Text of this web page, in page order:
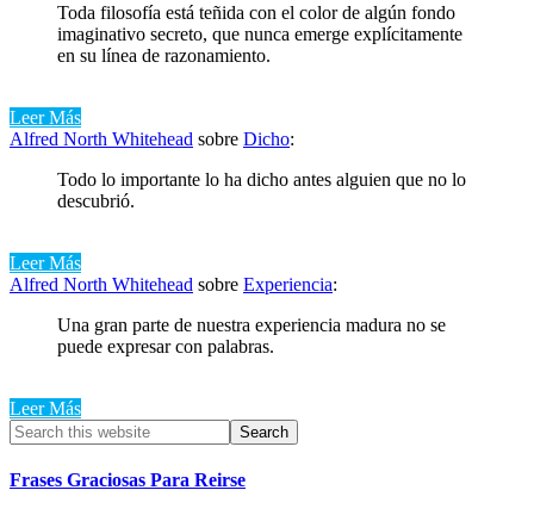
Toda filosofía está teñida con el color de algún fondo
imaginativo secreto, que nunca emerge explícitamente
en su línea de razonamiento.
Leer Más
Alfred North Whitehead sobre Dicho:
Todo lo importante lo ha dicho antes alguien que no lo
descubrió.
Leer Más
Alfred North Whitehead sobre Experiencia:
Una gran parte de nuestra experiencia madura no se
puede expresar con palabras.
Leer Más
Primary
Sidebar
Search
this
website
Frases Graciosas Para Reirse